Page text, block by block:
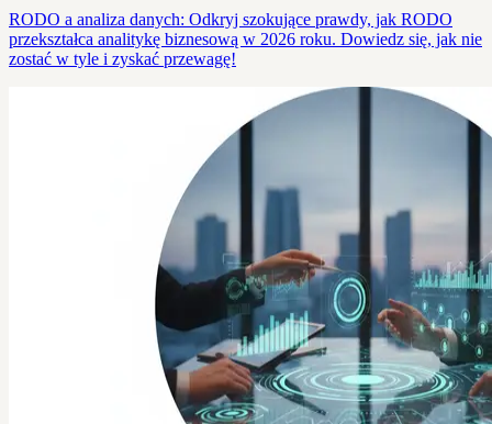
RODO a analiza danych: Odkryj szokujące prawdy, jak RODO
przekształca analitykę biznesową w 2026 roku. Dowiedz się, jak nie
zostać w tyle i zyskać przewagę!